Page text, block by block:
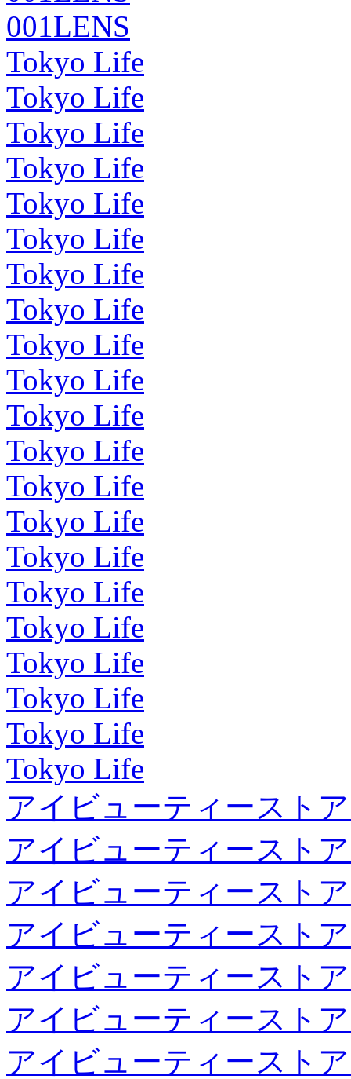
001LENS
Tokyo Life
Tokyo Life
Tokyo Life
Tokyo Life
Tokyo Life
Tokyo Life
Tokyo Life
Tokyo Life
Tokyo Life
Tokyo Life
Tokyo Life
Tokyo Life
Tokyo Life
Tokyo Life
Tokyo Life
Tokyo Life
Tokyo Life
Tokyo Life
Tokyo Life
Tokyo Life
Tokyo Life
アイビューティースト
アイビューティースト
アイビューティースト
アイビューティースト
アイビューティースト
アイビューティースト
アイビューティースト